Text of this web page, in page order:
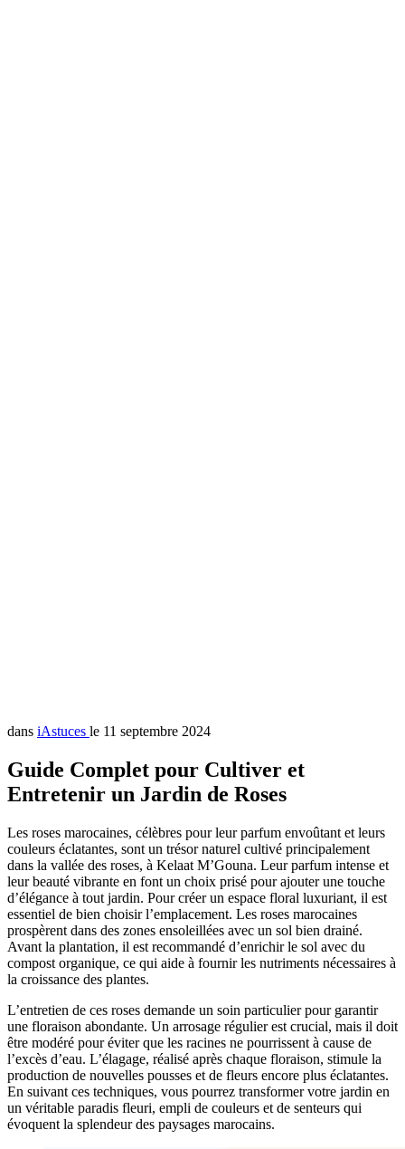
dans iAstuces le 11 septembre 2024
Guide Complet pour Cultiver et
Entretenir un Jardin de Roses
Les roses marocaines, célèbres pour leur parfum envoûtant et leurs
couleurs éclatantes, sont un trésor naturel cultivé principalement
dans la vallée des roses, à Kelaat M’Gouna. Leur parfum intense et
leur beauté vibrante en font un choix prisé pour ajouter une touche
d’élégance à tout jardin. Pour créer un espace floral luxuriant, il est
essentiel de bien choisir l’emplacement. Les roses marocaines
prospèrent dans des zones ensoleillées avec un sol bien drainé.
Avant la plantation, il est recommandé d’enrichir le sol avec du
compost organique, ce qui aide à fournir les nutriments nécessaires à
la croissance des plantes.
L’entretien de ces roses demande un soin particulier pour garantir
une floraison abondante. Un arrosage régulier est crucial, mais il doit
être modéré pour éviter que les racines ne pourrissent à cause de
l’excès d’eau. L’élagage, réalisé après chaque floraison, stimule la
production de nouvelles pousses et de fleurs encore plus éclatantes.
En suivant ces techniques, vous pourrez transformer votre jardin en
un véritable paradis fleuri, empli de couleurs et de senteurs qui
évoquent la splendeur des paysages marocains.